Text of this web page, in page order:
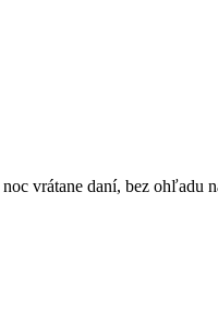
vrátane daní, bez ohľadu